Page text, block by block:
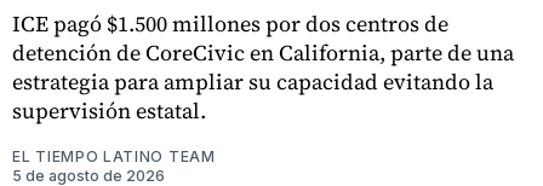
ICE pagó $1.500 millones por dos centros de
detención de CoreCivic en California, parte de una
estrategia para ampliar su capacidad evitando la
supervisión estatal.
EL TIEMPO LATINO TEAM
5 de agosto de 2026